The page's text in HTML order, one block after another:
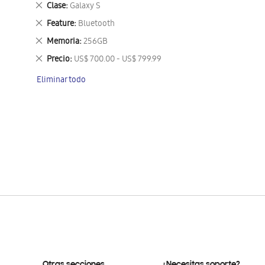
Clase Galaxy S
Eliminar
este
artículo
Feature Bluetooth
Eliminar
este
artículo
Memoria 256GB
Eliminar
este
artículo
Precio US$ 700.00 - US$ 799.99
Eliminar
artículo
Eliminar todo